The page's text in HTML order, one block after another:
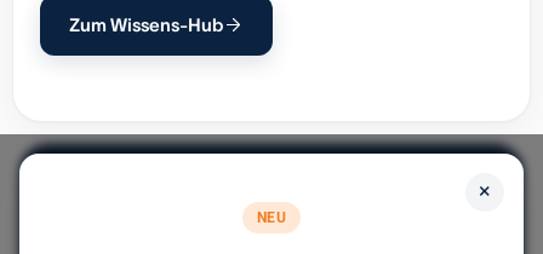
Zum Wissens-Hub
×
NEU